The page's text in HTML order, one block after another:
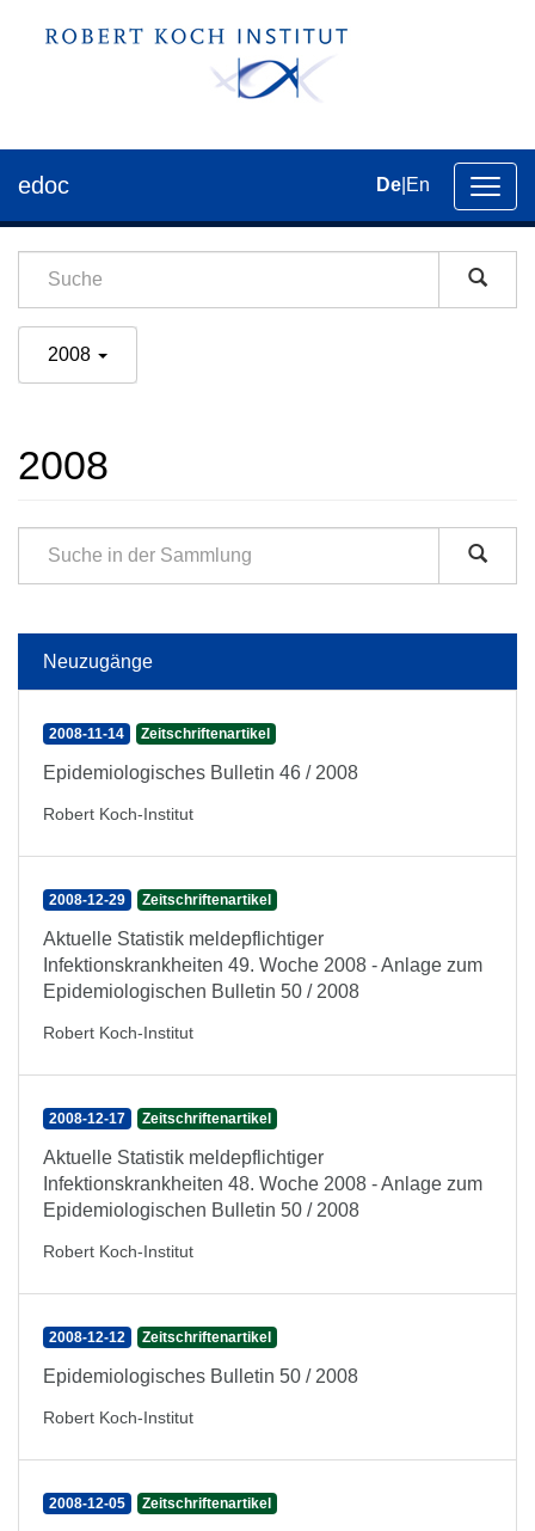
der
edoc De En
2008
2008
Neuzugänge
2008-11-14 Zeitschriftenartikel
Epidemiologisches Bulletin 46 / 2008
Robert Koch-Institut
2008-12-29 Zeitschriftenartikel
Aktuelle Statistik meldepflichtiger
Infektionskrankheiten 49. Woche 2008 - Anlage zum
Epidemiologischen Bulletin 50 / 2008
Robert Koch-Institut
2008-12-17 Zeitschriftenartikel
Aktuelle Statistik meldepflichtiger
Infektionskrankheiten 48. Woche 2008 - Anlage zum
Epidemiologischen Bulletin 50 / 2008
Robert Koch-Institut
2008-12-12 Zeitschriftenartikel
Epidemiologisches Bulletin 50 / 2008
Robert Koch-Institut
2008-12-05 Zeitschriftenartikel